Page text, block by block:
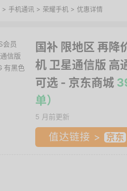
> 手机通讯 > 荣耀手机 > 优惠详情
国补 限地区 再
机 卫星通信版 高
可选 - 京东商城
单）
5 月前更新
值达链接 >